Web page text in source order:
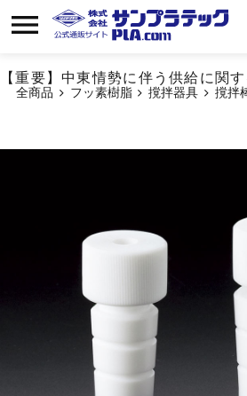
【重要】中東情勢に伴う供給に関
全商品 フッ素樹脂 撹拌器具 撹拌